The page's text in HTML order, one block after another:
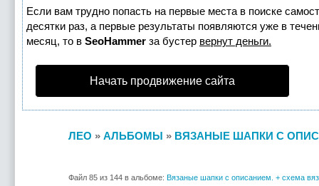
Если вам трудно попасть на первые места в поиске
десятки раз, а первые результаты появляются уже в
месяц, то в SeoHammer за бустер вернут деньги.
Начать продвижение сайта
ЛЕО » АЛЬБОМЫ » ВЯЗАНЫЕ ШАПКИ С
Файл 85 из 144 в альбоме: Вязаные шапки с описанием. + схема